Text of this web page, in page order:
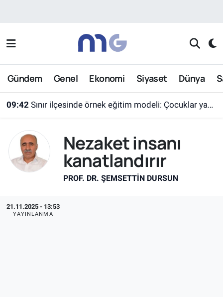
Gündem Genel Ekonomi Siyaset Dünya
09:42 Sınır ilçesinde örnek eğitim modeli: Çocuklar yazın ekran yerine etkinlikleri seçti
Nezaket insanı
kanatlandırır
PROF. DR. ŞEMSETTIN DURSUN
21.11.2025 - 13:53
YAYINLANMA
Nöbetçi Eczaneler
Hava Durumu
Süper Lig Puan Durumu ve Fikstür
Tüm Manşetler
Haber Arşivi